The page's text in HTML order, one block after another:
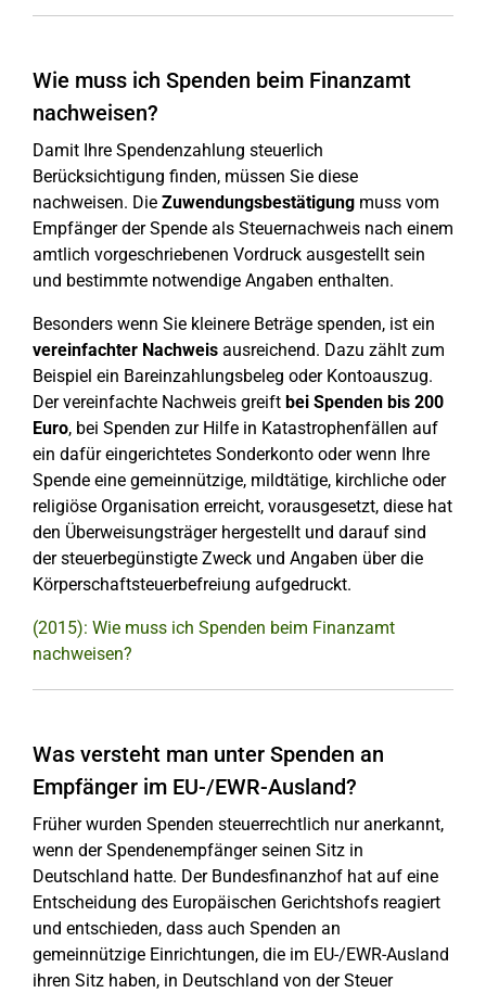
Wie muss ich Spenden beim Finanzamt
nachweisen?
Damit Ihre Spendenzahlung steuerlich
Berücksichtigung finden, müssen Sie diese
nachweisen. Die Zuwendungsbestätigung muss vom
Empfänger der Spende als Steuernachweis nach einem
amtlich vorgeschriebenen Vordruck ausgestellt sein
und bestimmte notwendige Angaben enthalten.
Besonders wenn Sie kleinere Beträge spenden, ist ein
vereinfachter Nachweis ausreichend. Dazu zählt zum
Beispiel ein Bareinzahlungsbeleg oder Kontoauszug.
Der vereinfachte Nachweis greift bei Spenden bis 200
Euro, bei Spenden zur Hilfe in Katastrophenfällen auf
ein dafür eingerichtetes Sonderkonto oder wenn Ihre
Spende eine gemeinnützige, mildtätige, kirchliche oder
religiöse Organisation erreicht, vorausgesetzt, diese hat
den Überweisungsträger hergestellt und darauf sind
der steuerbegünstigte Zweck und Angaben über die
Körperschaftsteuerbefreiung aufgedruckt.
(2015): Wie muss ich Spenden beim Finanzamt
nachweisen?
Was versteht man unter Spenden an
Empfänger im EU-/EWR-Ausland?
Früher wurden Spenden steuerrechtlich nur anerkannt,
wenn der Spendenempfänger seinen Sitz in
Deutschland hatte. Der Bundesfinanzhof hat auf eine
Entscheidung des Europäischen Gerichtshofs reagiert
und entschieden, dass auch Spenden an
gemeinnützige Einrichtungen, die im EU-/EWR-Ausland
ihren Sitz haben, in Deutschland von der Steuer